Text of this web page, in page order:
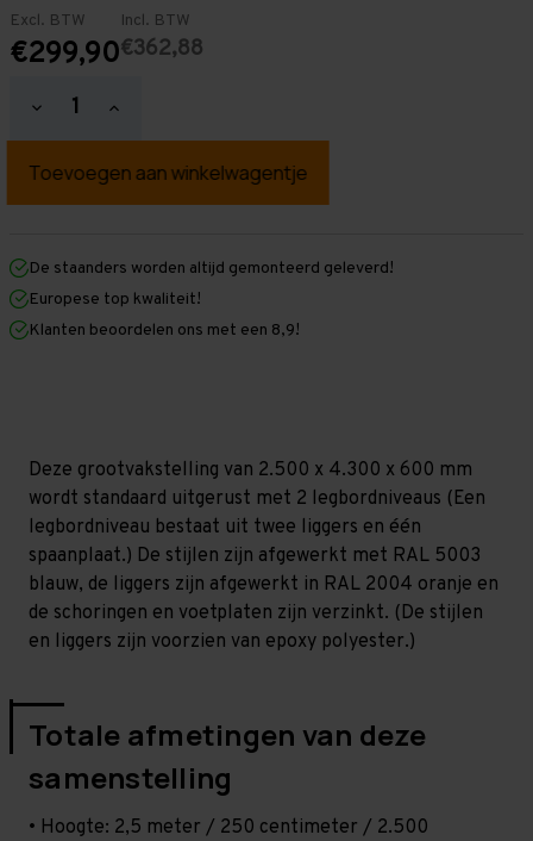
Excl. BTW
€299,90
Incl. BTW
€362,88
Hoeveelheid
verlagen
Grootvakstelling
mm
mm
x
600
mm
mm)
Hoeveelheid
verhogen
Grootvakstelling
mm
mm
600
mm
mm)
De staanders worden altijd gemonteerd geleverd!
Europese top kwaliteit!
Klanten beoordelen ons met een 8,9!
Deze grootvakstelling van 2.500 x 4.300 x 600 mm
wordt standaard uitgerust met 2 legbordniveaus (Een
legbordniveau bestaat uit twee liggers en één
spaanplaat.) De stijlen zijn afgewerkt met RAL 5003
blauw, de liggers zijn afgewerkt in RAL 2004 oranje en
de schoringen en voetplaten zijn verzinkt. (De stijlen
en liggers zijn voorzien van epoxy polyester.)
Totale afmetingen van deze
samenstelling
• Hoogte: 2,5 meter / 250 centimeter / 2.500